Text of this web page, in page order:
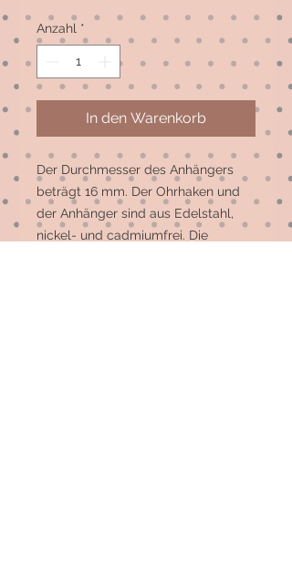
Anzahl *
In den Warenkorb
Der Durchmesser des Anhängers
beträgt 16 mm. Der Ohrhaken und
der Anhänger sind aus Edelstahl,
nickel- und cadmiumfrei. Die